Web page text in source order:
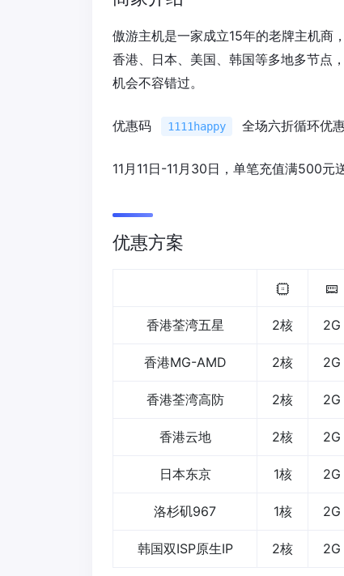
傲游主机是一家成立15年的老牌主机商
香港、日本、美国、韩国等多地多节点
机会不容错过。
优惠码 1111happy 全场六折循环优
11月11日-11月30日，单笔充值满500元
优惠方案
香港荃湾五星 2核 2G
香港MG-AMD 2核 2G
香港荃湾高防 2核 2G
香港云地 2核 2G
日本东京 1核 2G
洛杉矶967 1核 2G
韩国双ISP原生IP 2核 2G